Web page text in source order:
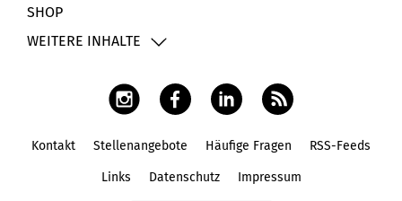
SHOP
WEITERE INHALTE
Kontakt Stellenangebote Häufige Fragen RSS-Feeds
Links Datenschutz Impressum